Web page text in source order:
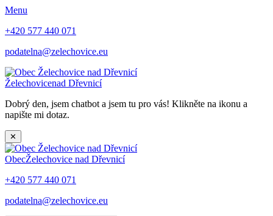
Menu
+420 577 440 071
podatelna@zelechovice.eu
Želechovicenad Dřevnicí
Dobrý den, jsem chatbot a jsem tu pro vás! Klikněte na ikonu a
napište mi dotaz.
✕
ObecŽelechovice nad Dřevnicí
+420 577 440 071
podatelna@zelechovice.eu